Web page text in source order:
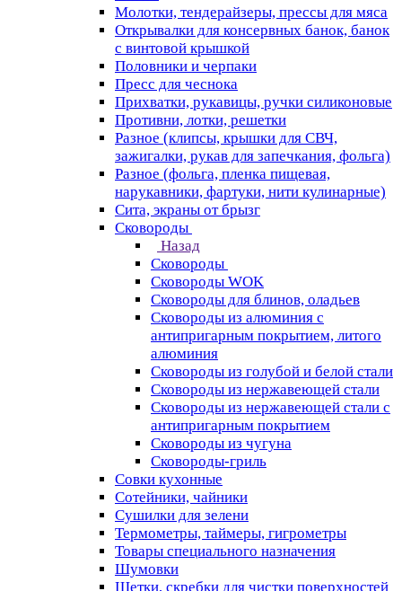
Молотки, тендерайзеры, прессы для мяса
Открывалки для консервных банок, банок
с винтовой крышкой
Половники и черпаки
Пресс для чеснока
Прихватки, рукавицы, ручки силиконовые
Противни, лотки, решетки
Разное (клипсы, крышки для СВЧ,
зажигалки, рукав для запечкания, фольга)
Разное (фольга, пленка пищевая,
нарукавники, фартуки, нити кулинарные)
Сита, экраны от брызг
Сковороды
Назад
Сковороды
Сковороды WOK
Сковороды для блинов, оладьев
Сковороды из алюминия с
антипригарным покрытием, литого
алюминия
Сковороды из голубой и белой стали
Сковороды из нержавеющей стали
Сковороды из нержавеющей стали с
антипригарным покрытием
Сковороды из чугуна
Сковороды-гриль
Совки кухонные
Сотейники, чайники
Сушилки для зелени
Термометры, таймеры, гигрометры
Товары специального назначения
Шумовки
Щетки, скребки для чистки поверхностей